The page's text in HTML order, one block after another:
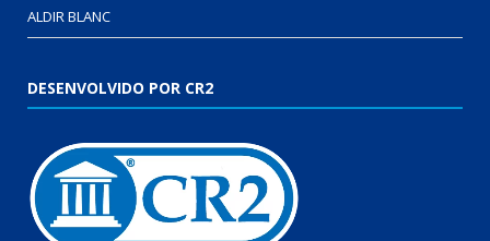
ALDIR BLANC
DESENVOLVIDO POR CR2